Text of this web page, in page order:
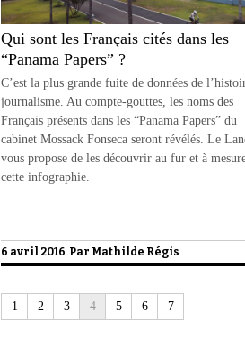
Qui sont les Français cités dans les
“Panama Papers” ?
C’est la plus grande fuite de données de
journalisme. Au compte-gouttes, les noms des
Français présents dans les “Panama Papers” du
cabinet Mossack Fonseca seront révélés. Le
vous propose de les découvrir au fur et à
cette infographie.
6 avril 2016 Par Mathilde Régis
1 2 3 4 5 6 7